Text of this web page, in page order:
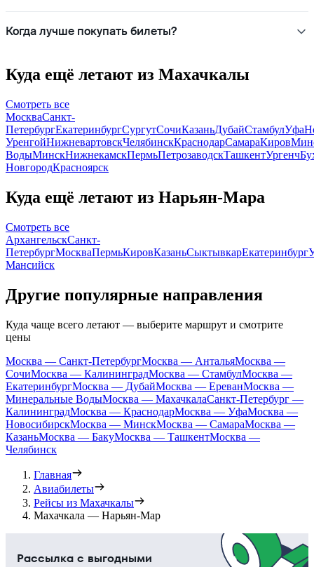
Когда лучше покупать билеты?
Куда ещё летают из Махачкалы
Смотреть все
МоскваСанкт-
ПетербургЕкатеринбургСургутСочиКазаньДубайСтамбулУфа
УренгойНижневартовскЧелябинскКраснодарСамараКиров
ВодыМинскНижнекамскПермьПетрозаводскТашкентУргенч
НовгородКрасноярск
Куда ещё летают из Нарьян-Мара
Смотреть все
АрхангельскСанкт-
ПетербургМоскваПермьКировКазаньСыктывкарЕкатеринбург
Мансийск
Другие популярные направления
Куда чаще всего летают — выберите маршрут и смотрите
цены
Москва — Санкт-ПетербургМосква — АнтальяМосква —
СочиМосква — КалининградМосква — СтамбулМосква —
ЕкатеринбургМосква — ДубайМосква — ЕреванМосква —
Минеральные ВодыМосква — МахачкалаСанкт-Петербург —
КалининградМосква — КраснодарМосква — УфаМосква —
НовосибирскМосква — МинскМосква — СамараМосква —
КазаньМосква — БакуМосква — ТашкентМосква —
Челябинск
Главная
Авиабилеты
Рейсы из Махачкалы
Махачкала — Нарьян-Мар
Рассылка с выгодными